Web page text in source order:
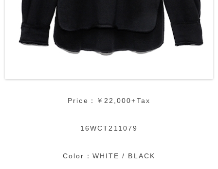
Price：￥22,000+Tax
16WCT211079
Color：WHITE / BLACK